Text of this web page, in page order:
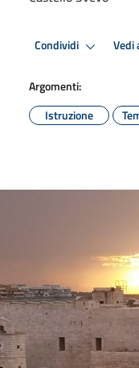
Condividi Vedi
Argomenti:
Istruzione